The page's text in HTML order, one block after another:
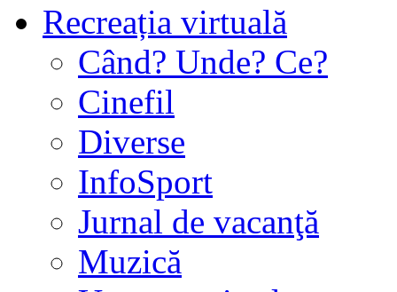
Recreația virtuală
Când? Unde? Ce?
Cinefil
Diverse
InfoSport
Jurnal de vacanţă
Muzică